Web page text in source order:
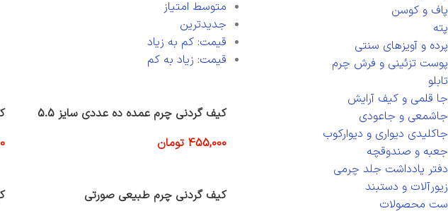
پاف و کوسن
پته
پرده و آویزهای سنتی
پوست تزئینی و فرش چرم
تابلو
جا قلمی و کیف آرایش
جاشمعی و جاعودی
جاکلیدی دیواری و دیوارکوب
جعبه و صندوقچه
دفتر یادداشت جلد چرمی
زیورآلات و دستبند
ست محصولات
متوسط امتیاز
جدیدترین
قیمت: کم به زیاد
قیمت: زیاد به کم
کیف گردنی چرم عمده ده عددی سایز 5.5
455,000 تومان
کیف گردنی چرم طبیعی صورتی